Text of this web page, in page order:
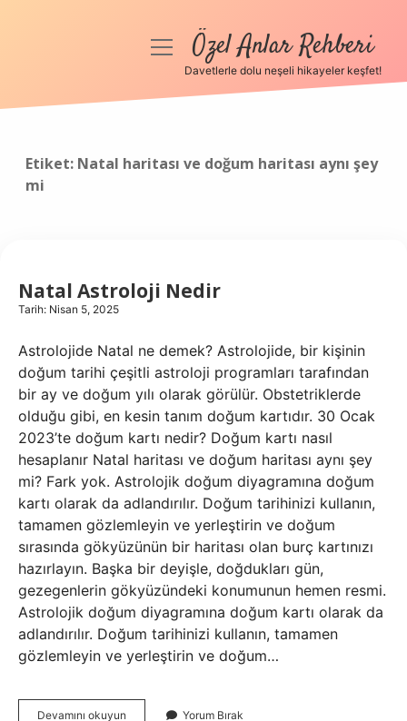
Anasayfa
Yasal Uyarı
menüyüÖzel Anlar Rehberi
Davetlerle dolu neşeli hikayeler keşfet!
Etiket: Natal haritası ve doğum haritası aynı şey
mi
Natal Astroloji Nedir
Tarih: Nisan 5, 2025
Astrolojide Natal ne demek? Astrolojide, bir kişinin
doğum tarihi çeşitli astroloji programları tarafından
bir ay ve doğum yılı olarak görülür. Obstetriklerde
olduğu gibi, en kesin tanım doğum kartıdır. 30 Ocak
2023’te doğum kartı nedir? Doğum kartı nasıl
hesaplanır Natal haritası ve doğum haritası aynı şey
mi? Fark yok. Astrolojik doğum diyagramına doğum
kartı olarak da adlandırılır. Doğum tarihinizi kullanın,
tamamen gözlemleyin ve yerleştirin ve doğum
sırasında gökyüzünün bir haritası olan burç kartınızı
hazırlayın. Başka bir deyişle, doğdukları gün,
gezegenlerin gökyüzündeki konumunun hemen resmi.
Astrolojik doğum diyagramına doğum kartı olarak da
adlandırılır. Doğum tarihinizi kullanın, tamamen
gözlemleyin ve yerleştirin ve doğum…
Devamını okuyun Yorum Bırak